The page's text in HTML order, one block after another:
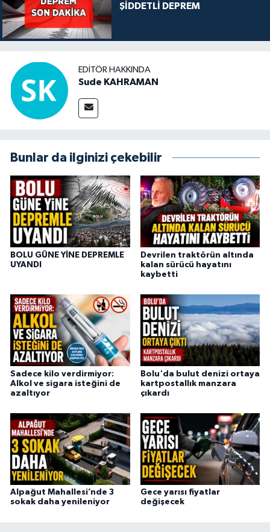
ŞİDDETLİ DEPREM
EDITÖR HAKKINDA
Sude KAHRAMAN
Bunlar da ilginizi çekebilir
BOLU GÜNE YİNE DEPREMLE
UYANDI
Devrilen traktörün altında
kalan sürücü hayatını
kaybetti
Sadece kilo verdirmiyor:
Alkol ve sigara isteğini de
azaltıyor
Bolu'da bulut denizi ortaya
kartpostallık manzara
çıkardı
Alpağut Mahallesi’nde 3
sokak daha yenileniyor
Gece yarısı fiyatlar
değişecek